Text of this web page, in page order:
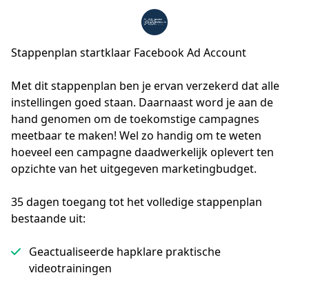
Stappenplan startklaar Facebook Ad Account
Met dit stappenplan ben je ervan verzekerd dat alle
instellingen goed staan. Daarnaast word je aan de
hand genomen om de toekomstige campagnes
meetbaar te maken! Wel zo handig om te weten
hoeveel een campagne daadwerkelijk oplevert ten
opzichte van het uitgegeven marketingbudget.
35 dagen toegang tot het volledige stappenplan
bestaande uit:
Geactualiseerde hapklare praktische
videotrainingen